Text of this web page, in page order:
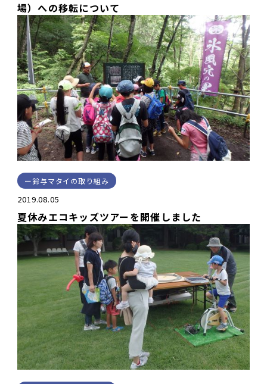
場）への移転について
鈴与マタイの取り組み
2019.08.05
夏休みエコキッズツアーを開催しました